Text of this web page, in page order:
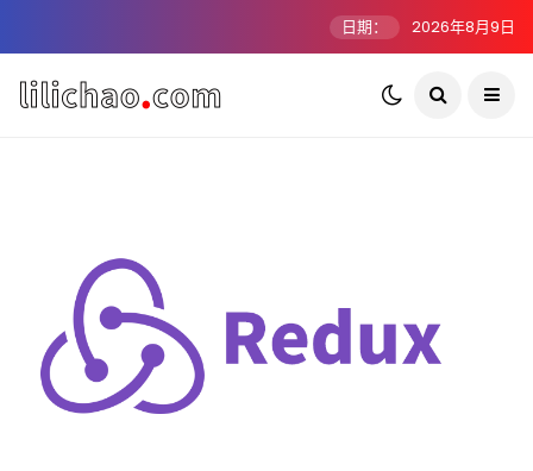
日期： 2026年8月9日